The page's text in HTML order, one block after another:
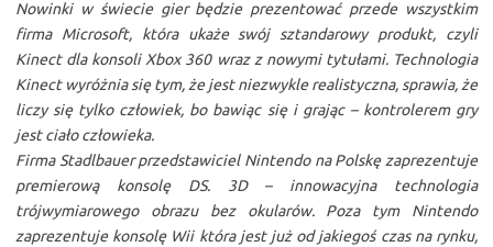
Nowinki w świecie gier będzie prezentować przede wszystkim
firma Microsoft, która ukaże swój sztandarowy produkt, czyli
Kinect dla konsoli Xbox 360 wraz z nowymi tytułami. Technologia
Kinect wyróżnia się tym, że jest niezwykle realistyczna, sprawia, że
liczy się tylko człowiek, bo bawiąc się i grając – kontrolerem gry
jest ciało człowieka.
Firma Stadlbauer przedstawiciel Nintendo na Polskę zaprezentuje
premierową konsolę DS. 3D – innowacyjna technologia
trójwymiarowego obrazu bez okularów. Poza tym Nintendo
zaprezentuje konsolę Wii która jest już od jakiegoś czas na rynku,